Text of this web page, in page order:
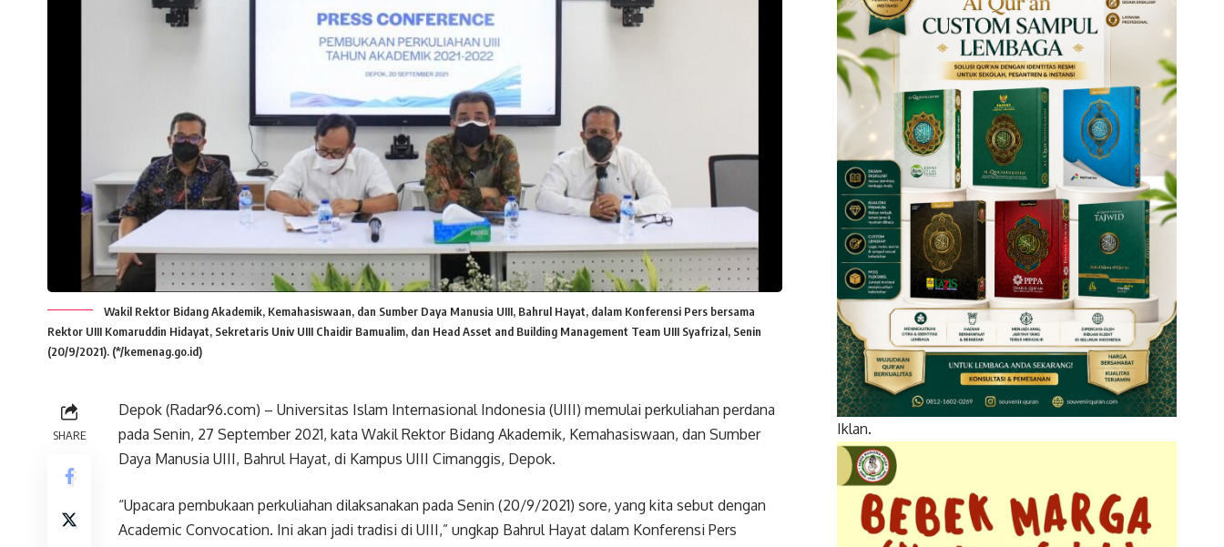
Wakil Rektor Bidang Akademik, Kemahasiswaan, dan Sumber Daya Manusia UIII, Bahrul Hayat, dalam Konferensi Pers bersama
Rektor UIII Komaruddin Hidayat, Sekretaris Univ UIII Chaidir Bamualim, dan Head Asset and Building Management Team UIII Syafrizal, Senin
(20/9/2021). (*/kemenag.go.id)
SHARE
Depok (Radar96.com) – Universitas Islam Internasional Indonesia (UIII) memulai perkuliahan perdana
pada Senin, 27 September 2021, kata Wakil Rektor Bidang Akademik, Kemahasiswaan, dan Sumber
Daya Manusia UIII, Bahrul Hayat, di Kampus UIII Cimanggis, Depok.
“Upacara pembukaan perkuliahan dilaksanakan pada Senin (20/9/2021) sore, yang kita sebut dengan
Academic Convocation. Ini akan jadi tradisi di UIII,” ungkap Bahrul Hayat dalam Konferensi Pers
Iklan.